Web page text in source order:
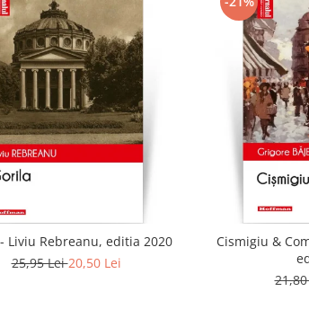
Liviu Rebreanu, editia 2020
25,95 Lei20,50 Lei
Cismigiu &